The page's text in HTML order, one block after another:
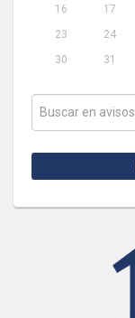
16
17
23
24
30
31